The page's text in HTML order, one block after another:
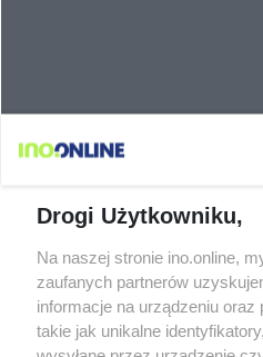
Drogi Użytkowniku,
Na naszej stronie ino.online,
zaufanych partnerów
informacje na urządzeniu oraz
takie jak unikalne